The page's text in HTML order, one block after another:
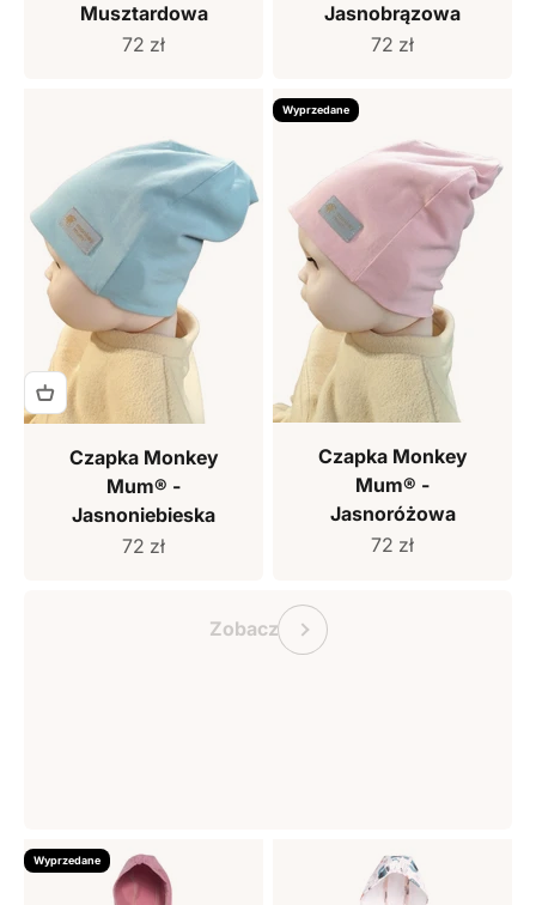
Musztardowa
Cena sprzedaży
72 zł
Jasnobrązowa
Cena sprzedaży
72 zł
Czapka Monkey
Mum® -
Jasnoniebieska
Cena sprzedaży
72 zł
Wyprzedane
Czapka Monkey
Mum® -
Jasnoróżowa
Cena sprzedaży
72 zł
ZobaczPoprzedni
Wyprzedane